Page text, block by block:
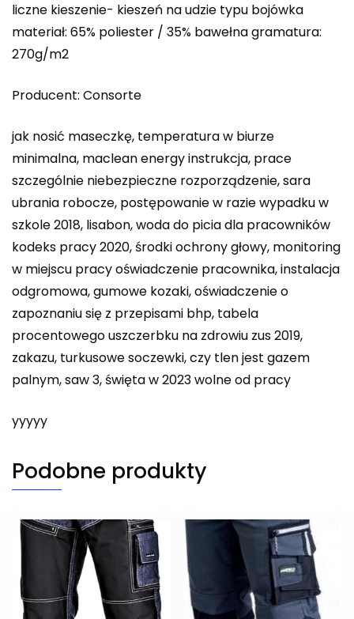
liczne kieszenie- kieszeń na udzie typu bojówka
materiał: 65% poliester / 35% bawełna gramatura:
270g/m2
Producent: Consorte
jak nosić maseczkę, temperatura w biurze
minimalna, maclean energy instrukcja, prace
szczególnie niebezpieczne rozporządzenie, sara
ubrania robocze, postępowanie w razie wypadku w
szkole 2018, lisabon, woda do picia dla pracowników
kodeks pracy 2020, środki ochrony głowy, monitoring
w miejscu pracy oświadczenie pracownika, instalacja
odgromowa, gumowe kozaki, oświadczenie o
zapoznaniu się z przepisami bhp, tabela
procentowego uszczerbku na zdrowiu zus 2019,
zakazu, turkusowe soczewki, czy tlen jest gazem
palnym, saw 3, święta w 2023 wolne od pracy
yyyyy
Podobne produkty